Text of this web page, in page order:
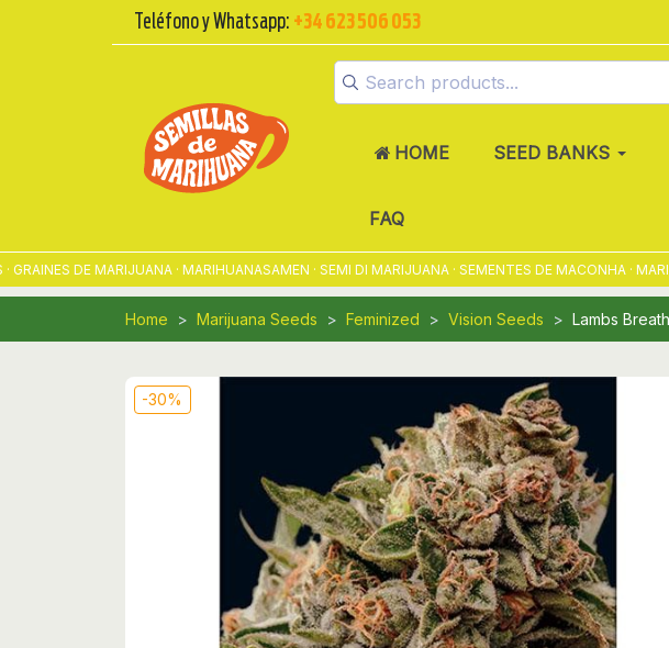
Teléfono y Whatsapp: +34 623 506 053
HOME SEED BANKS
FAQ
DE MARIJUANA · MARIHUANASAMEN · SEMI DI MARIJUANA · SEMENTES DE MACONHA ·
Home Marijuana Seeds Feminized Vision Seeds Lambs
-30%